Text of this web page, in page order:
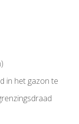
in het gazon te